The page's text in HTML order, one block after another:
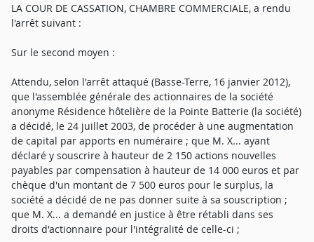
LA COUR DE CASSATION, CHAMBRE COMMERCIALE, a rendu
l'arrêt suivant :
Sur le second moyen :
Attendu, selon l'arrêt attaqué (Basse-Terre, 16 janvier 2012),
que l'assemblée générale des actionnaires de la société
anonyme Résidence hôtelière de la Pointe Batterie (la société)
a décidé, le 24 juillet 2003, de procéder à une augmentation
de capital par apports en numéraire ; que M. X... ayant
déclaré y souscrire à hauteur de 2 150 actions nouvelles
payables par compensation à hauteur de 14 000 euros et par
chèque d'un montant de 7 500 euros pour le surplus, la
société a décidé de ne pas donner suite à sa souscription ;
que M. X... a demandé en justice à être rétabli dans ses
droits d'actionnaire pour l'intégralité de celle-ci ;